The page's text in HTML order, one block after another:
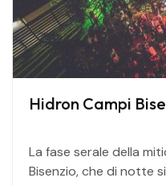
Hidron Campi
La fase serale della
Bisenzio, che di notte